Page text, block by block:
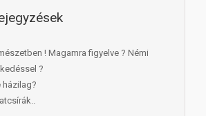
! Magamra figyelve ? Némi
?
házilag?